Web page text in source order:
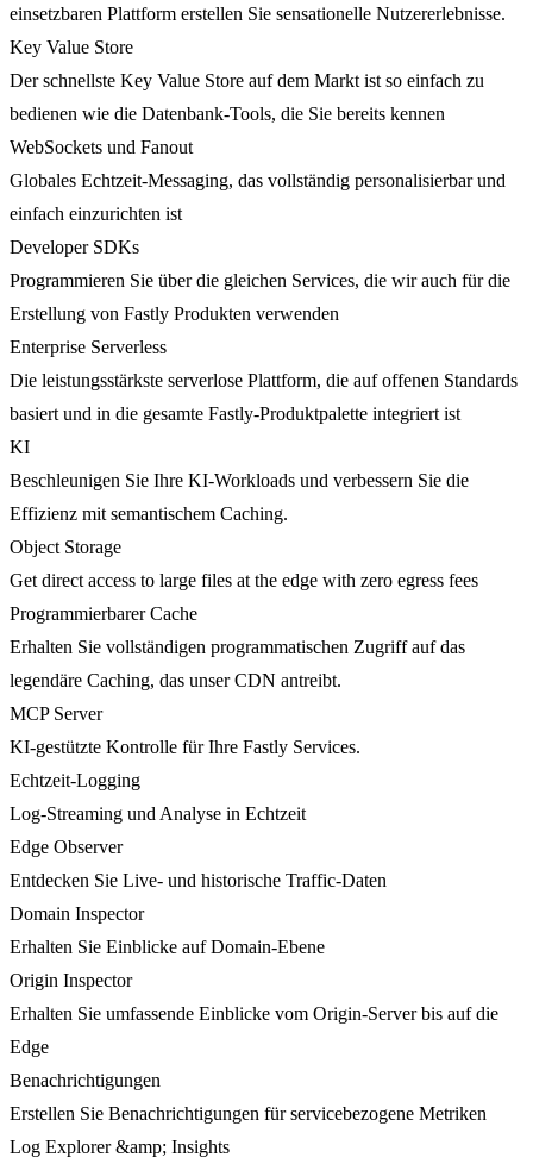
einsetzbaren Plattform erstellen Sie sensationelle Nutzererlebnisse.
Key Value Store
Der schnellste Key Value Store auf dem Markt ist so einfach zu
bedienen wie die Datenbank-Tools, die Sie bereits kennen
WebSockets und Fanout
Globales Echtzeit-Messaging, das vollständig personalisierbar und
einfach einzurichten ist
Developer SDKs
Programmieren Sie über die gleichen Services, die wir auch für die
Erstellung von Fastly Produkten verwenden
Enterprise Serverless
Die leistungsstärkste serverlose Plattform, die auf offenen Standards
basiert und in die gesamte Fastly-Produktpalette integriert ist
KI
Beschleunigen Sie Ihre KI-Workloads und verbessern Sie die
Effizienz mit semantischem Caching.
Object Storage
Get direct access to large files at the edge with zero egress fees
Programmierbarer Cache
Erhalten Sie vollständigen programmatischen Zugriff auf das
legendäre Caching, das unser CDN antreibt.
MCP Server
KI-gestützte Kontrolle für Ihre Fastly Services.
Echtzeit-Logging
Log-Streaming und Analyse in Echtzeit
Edge Observer
Entdecken Sie Live- und historische Traffic-Daten
Domain Inspector
Erhalten Sie Einblicke auf Domain-Ebene
Origin Inspector
Erhalten Sie umfassende Einblicke vom Origin-Server bis auf die
Edge
Benachrichtigungen
Erstellen Sie Benachrichtigungen für servicebezogene Metriken
Log Explorer &amp; Insights